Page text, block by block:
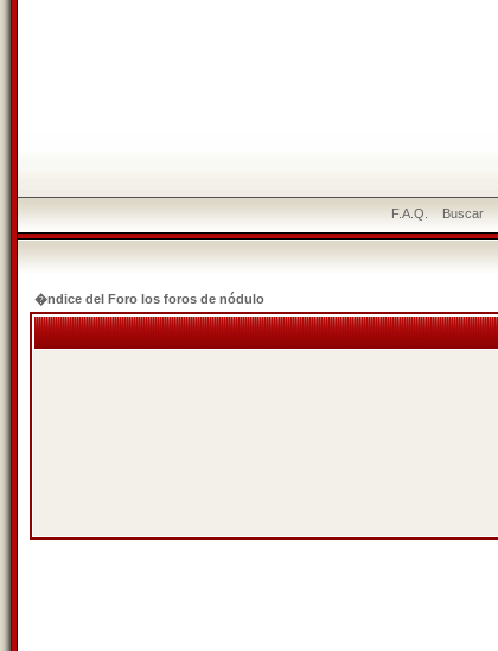
F.A.Q. Buscar
�ndice del Foro los foros de nódulo